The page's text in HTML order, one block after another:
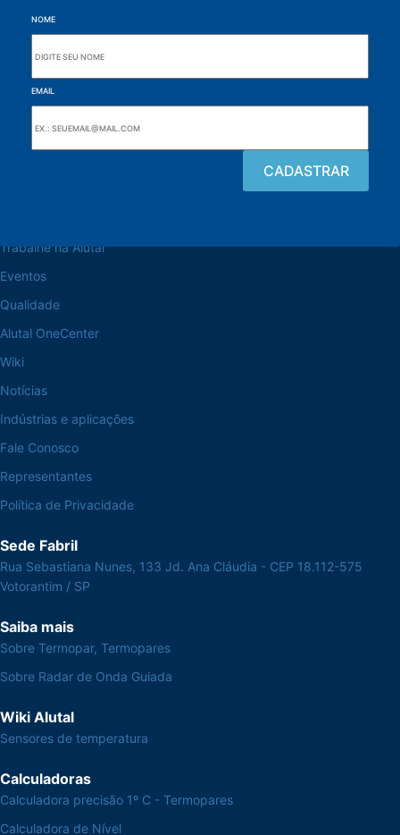
NOME
EMAIL
Trabalhe na Alutal
Eventos
Qualidade
Alutal OneCenter
Wiki
Notícias
Indústrias e aplicações
Fale Conosco
Representantes
Política de Privacidade
Sede Fabril
Rua Sebastiana Nunes, 133 Jd. Ana Cláudia - CEP 18.112-575
Votorantim / SP
Saiba mais
Sobre Termopar, Termopares
Sobre Radar de Onda Guiada
Wiki Alutal
Sensores de temperatura
Calculadoras
Calculadora precisão 1º C - Termopares
Calculadora de Nível